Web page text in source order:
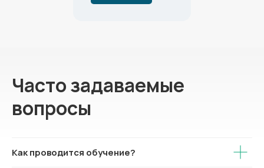
Часто задаваемые
вопросы
Как проводится обучение?